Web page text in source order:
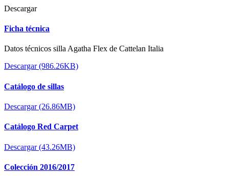
Descargar
Ficha técnica
Datos técnicos silla Agatha Flex de Cattelan Italia
Descargar (986.26KB)
Catálogo de sillas
Descargar (26.86MB)
Catálogo Red Carpet
Descargar (43.26MB)
Colección 2016/2017